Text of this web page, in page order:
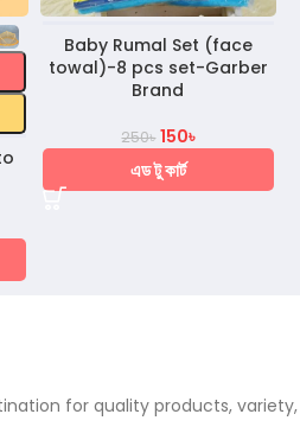
Baby Rumal Set (face
towal)-8 pcs set-Garber
Brand
250৳ 150৳
এড টু কার্ট
for quality products, variety,